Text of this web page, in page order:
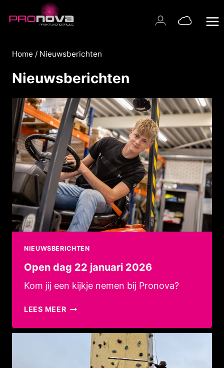
Doorgaan
naar
Home / Nieuwsberichten
Nieuwsberichten
NIEUWSBERICHTEN
Open dag 22 januari 2026
Kom jij een kijkje nemen bij Pronova?
LEES MEEROPEN
22
JANUARI